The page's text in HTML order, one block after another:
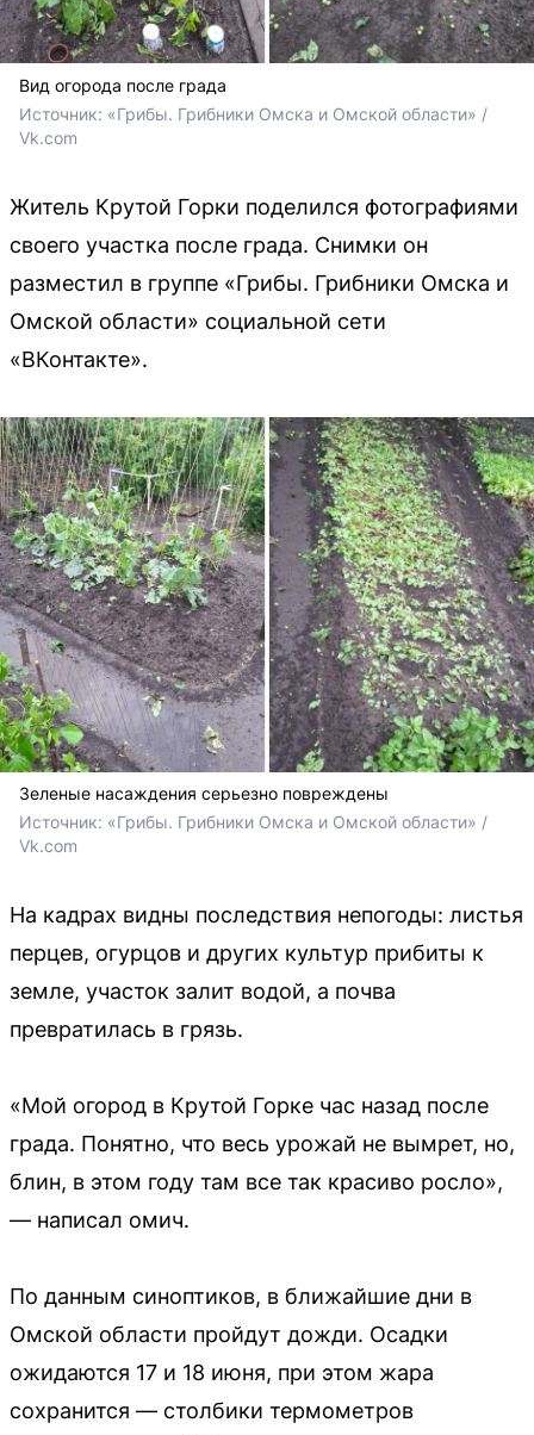
Вид огорода после града
Источник: «Грибы. Грибники Омска и Омской области» /
Vk.com
Житель Крутой Горки поделился фотографиями
своего участка после града. Снимки он
разместил в группе «Грибы. Грибники Омска и
Омской области» социальной сети
«ВКонтакте».
Зеленые насаждения серьезно повреждены
Источник: «Грибы. Грибники Омска и Омской области» /
Vk.com
На кадрах видны последствия непогоды: листья
перцев, огурцов и других культур прибиты к
земле, участок залит водой, а почва
превратилась в грязь.
«Мой огород в Крутой Горке час назад после
града. Понятно, что весь урожай не вымрет, но,
блин, в этом году там все так красиво росло»,
— написал омич.
По данным синоптиков, в ближайшие дни в
Омской области пройдут дожди. Осадки
ожидаются 17 и 18 июня, при этом жара
сохранится — столбики термометров